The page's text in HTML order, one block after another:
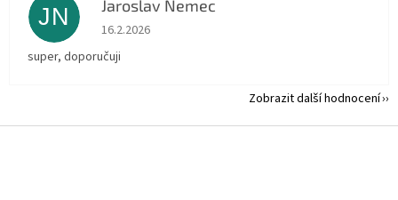
JN Jaroslav Nemec
Hodnocení obchodu je 5 z 5 hvězdiček.
16.2.2026
super, doporučuji
Zobrazit další hodnocení